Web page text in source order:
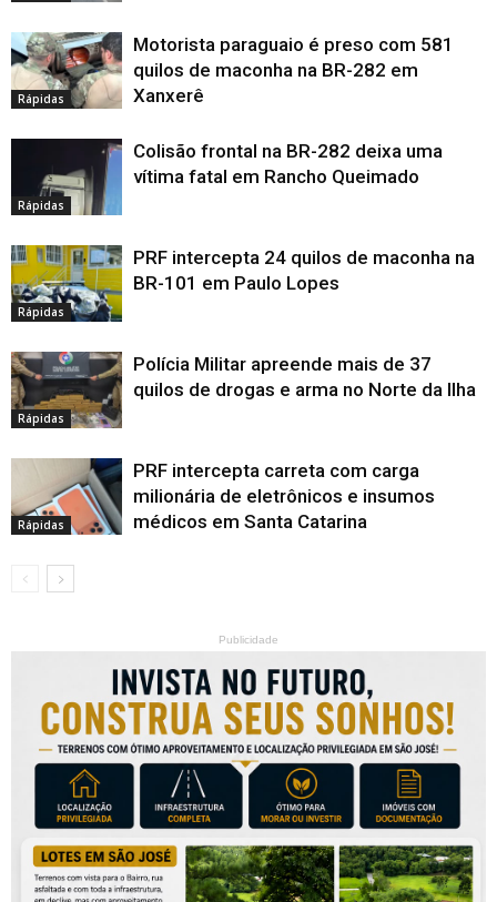
Rápidas
Motorista paraguaio é preso com 581
quilos de maconha na BR-282 em
Xanxerê
Rápidas
Colisão frontal na BR-282 deixa uma
vítima fatal em Rancho Queimado
Rápidas
PRF intercepta 24 quilos de maconha na
BR-101 em Paulo Lopes
Rápidas
Polícia Militar apreende mais de 37
quilos de drogas e arma no Norte da Ilha
Rápidas
PRF intercepta carreta com carga
milionária de eletrônicos e insumos
médicos em Santa Catarina
Publicidade